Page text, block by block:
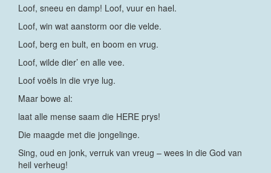
Loof, sneeu en damp! Loof, vuur en hael.
Loof, win wat aanstorm oor die velde.
Loof, berg en bult, en boom en vrug.
Loof, wilde dier’ en alle vee.
Loof voëls in die vrye lug.
Maar bowe al:
laat alle mense saam die HERE prys!
Die maagde met die jongelinge.
Sing, oud en jonk, verruk van vreug – wees in die God van
heil verheug!